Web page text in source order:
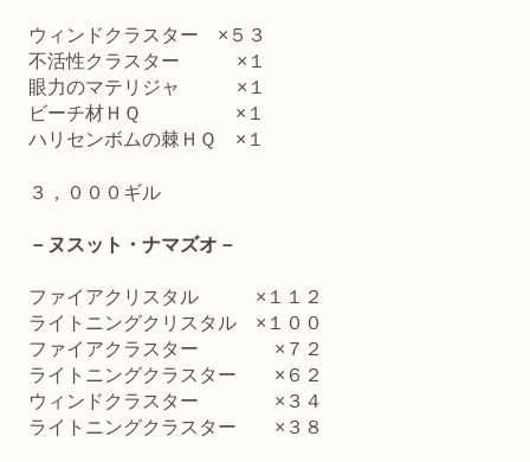
ウィンドクラスター ×５３
不活性クラスター ×１
眼力のマテリジャ ×１
ビーチ材ＨＱ ×１
ハリセンボムの棘ＨＱ ×１
３，０００ギル
－ヌスット・ナマズオ－
ファイアクリスタル ×１１２
ライトニングクリスタル ×１００
ファイアクラスター ×７２
ライトニングクラスター ×６２
ウィンドクラスター ×３４
ライトニングクラスター ×３８